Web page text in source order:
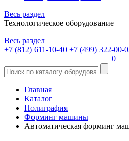
Весь раздел
Технологическое оборудование
Весь раздел
+7 (812) 611-10-40 +7 (499) 322-00-
0
Главная
Каталог
Полиграфия
Форминг машины
Автоматическая форминг